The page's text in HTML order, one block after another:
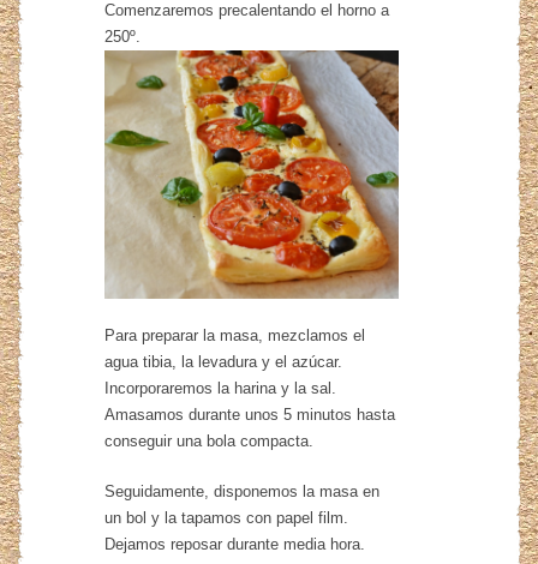
Comenzaremos precalentando el horno a
250º.
Para preparar la masa, mezclamos el
agua tibia, la levadura y el azúcar.
Incorporaremos la harina y la sal.
Amasamos durante unos 5 minutos hasta
conseguir una bola compacta.
Seguidamente, disponemos la masa en
un bol y la tapamos con papel film.
Dejamos reposar durante media hora.